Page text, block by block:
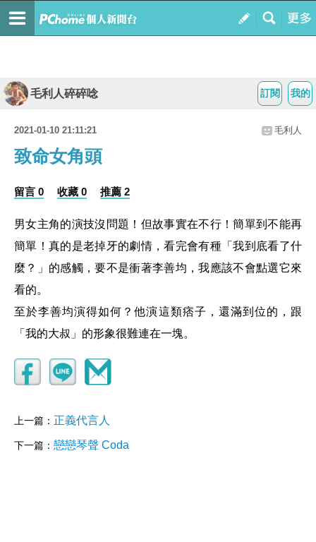
我的
訂閱
毛利人碎碎唸
2021-01-10 21:11:21 毛利人
致命女角頭
留言 0 收藏 0 推薦 2
男女主角的演技沒問題！但故事實在不行！簡單到不能再
簡單！真的是老掉牙的劇情，看完會有種「我到底看了什
麼？」的感觸，要不是衝著李善均，我應該不會點選它來
看的。
至於李善均演得如何？他演這類痞子，還滿到位的，跟
「我的大叔」的形象很難連在一塊。
上一篇： 正義代言人
下一篇： 戀戀琴聲 Coda